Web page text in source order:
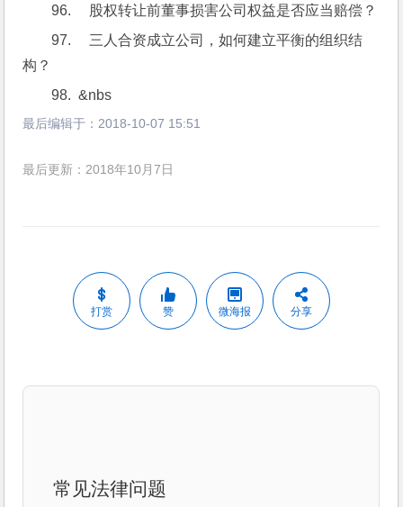
96.     股权转让前董事损害公司权益是否应当赔偿？
97.     三人合资成立公司，如何建立平衡的组织结
构？
98.  &nbs
最后编辑于： 2018-10-07 15:51
最后更新：2018年10月7日
打赏 赞 微海报 分享
常见法律问题